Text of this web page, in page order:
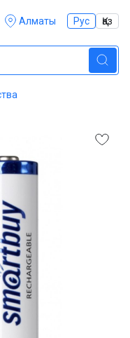
Алматы Рус Қаз